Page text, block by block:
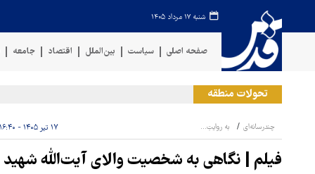
شنبه ۱۷ مرداد ۱۴۰۵
صفحه اصلی سیاست بین‌الملل اقتصاد جامعه
تحولات منطقه
چندرسانه‌ای به روایتِ... ۱۷ تیر ۱۴۰۵ - ۱۶:۴۰
فیلم | نگاهی به شخصیت والای آیت‌الله شهید